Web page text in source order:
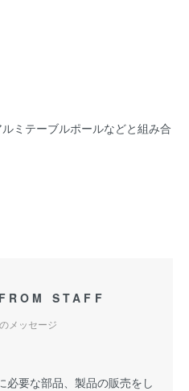
ミテーブルポールなどと組み合
STAFF
メッセージ
必要な部品、製品の販売をし